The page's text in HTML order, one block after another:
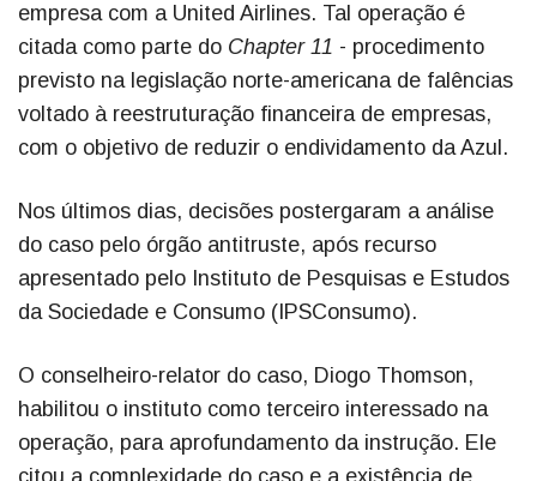
empresa com a United Airlines. Tal operação é
citada como parte do Chapter 11 - procedimento
previsto na legislação norte-americana de falências
voltado à reestruturação financeira de empresas,
com o objetivo de reduzir o endividamento da Azul.
Nos últimos dias, decisões postergaram a análise
do caso pelo órgão antitruste, após recurso
apresentado pelo Instituto de Pesquisas e Estudos
da Sociedade e Consumo (IPSConsumo).
O conselheiro-relator do caso, Diogo Thomson,
habilitou o instituto como terceiro interessado na
operação, para aprofundamento da instrução. Ele